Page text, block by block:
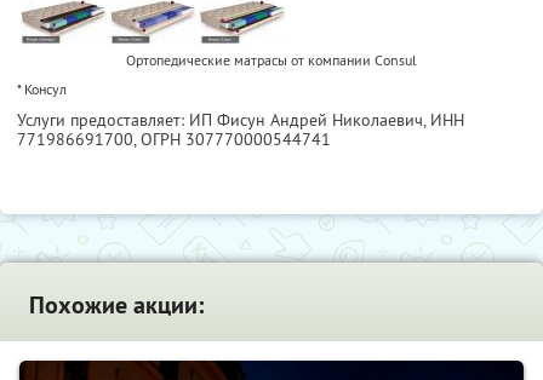
Ортопедические матрасы от компании Consul
* Консул
Услуги предоставляет: ИП Фисун Андрей Николаевич, ИНН
771986691700, ОГРН 307770000544741
Похожие акции: